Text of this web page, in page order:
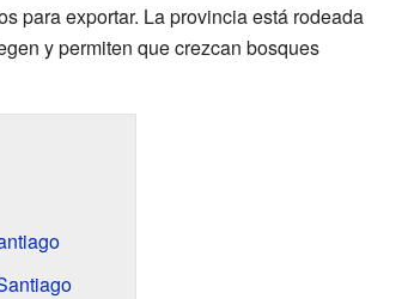
para exportar. La provincia está rodeada
y permiten que crezcan bosques